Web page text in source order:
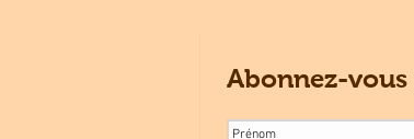
Abonnez-